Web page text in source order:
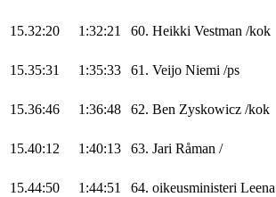
15.32:20 1:32:21 60. Heikki Vestman /kok
15.35:31 1:35:33 61. Veijo Niemi /ps
15.36:46 1:36:48 62. Ben Zyskowicz /kok
15.40:12 1:40:13 63. Jari Råman /
15.44:50 1:44:51 64. oikeusministeri Leena